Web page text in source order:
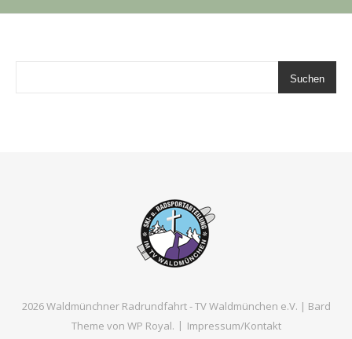
Suchen
2026 Waldmünchner Radrundfahrt - TV Waldmünchen e.V. | Bard
Theme von WP Royal. Impressum/Kontakt